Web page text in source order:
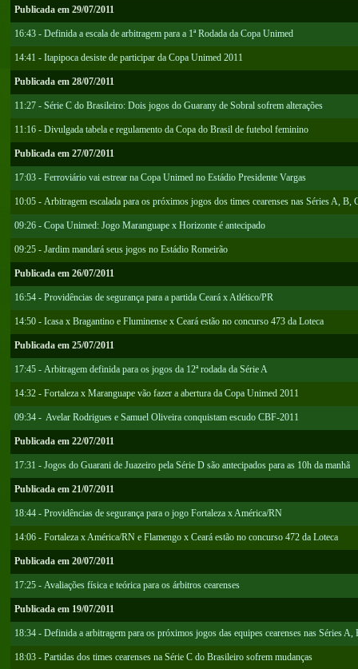
Publicada em 29/07/2011
16:43 - Definida a escala de arbitragem para a 1ª Rodada da Copa Unimed
14:41 - Itapipoca desiste de participar da Copa Unimed 2011
Publicada em 28/07/2011
11:27 - Série C do Brasileiro: Dois jogos do Guarany de Sobral sofrem alterações
11:16 - Divulgada tabela e regulamento da Copa do Brasil de futebol feminino
Publicada em 27/07/2011
17:03 - Ferroviário vai estrear na Copa Unimed no Estádio Presidente Vargas
10:05 - Arbitragem escalada para os próximos jogos dos times cearenses nas Séries A, B,
09:26 - Copa Unimed: Jogo Maranguape x Horizonte é antecipado
09:25 - Jardim mandará seus jogos no Estádio Romeirão
Publicada em 26/07/2011
16:54 - Providências de segurança para a partida Ceará x Atlético/PR
14:50 - Icasa x Bragantino e Fluminense x Ceará estão no concurso 473 da Loteca
Publicada em 25/07/2011
17:45 - Arbitragem definida para os jogos da 12ª rodada da Série A
14:32 - Fortaleza x Maranguape vão fazer a abertura da Copa Unimed 2011
09:34 - Avelar Rodrigues e Samuel Oliveira conquistam escudo CBF-2011
Publicada em 22/07/2011
17:31 - Jogos do Guarani de Juazeiro pela Série D são antecipados para as 10h da manhã
Publicada em 21/07/2011
18:44 - Providências de segurança para o jogo Fortaleza x América/RN
14:06 - Fortaleza x América/RN e Flamengo x Ceará estão no concurso 472 da Loteca
Publicada em 20/07/2011
17:25 - Avaliações física e teórica para os árbitros cearenses
Publicada em 19/07/2011
18:34 - Definida a arbitragem para os próximos jogos das equipes cearenses nas Séries A,
18:03 - Partidas dos times cearenses na Série C do Brasileiro sofrem mudanças